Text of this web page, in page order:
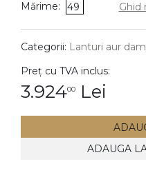
DIAMANTE
Cercei
Mărime: 49 Ghid
Categorii: Lanturi aur
Preț cu TVA inclus:
3.92400 Lei
ADAUGA